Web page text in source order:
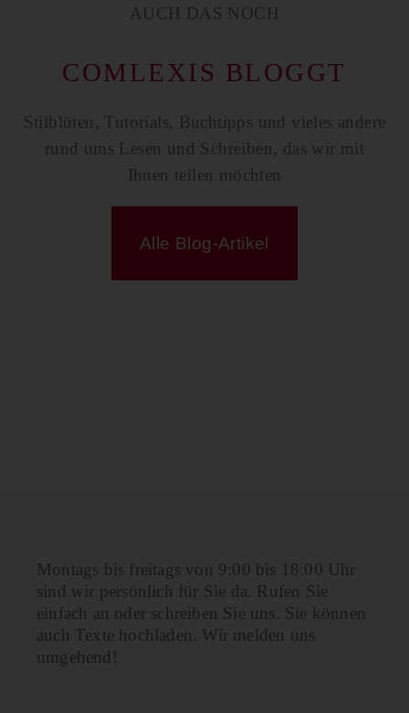
AUCH DAS NOCH
COMLEXIS BLOGGT
Stilblüten, Tutorials, Buchtipps und vieles andere
rund ums Lesen und Schreiben, das wir mit
Ihnen teilen möchten
Alle Blog-Artikel
Montags bis freitags von 9:00 bis 18:00 Uhr
sind wir persönlich für Sie da. Rufen Sie
einfach an oder schreiben Sie uns. Sie können
auch Texte hochladen. Wir melden uns
umgehend!